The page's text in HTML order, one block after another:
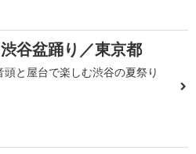
谷盆踊り／東京都
頭と屋台で楽しむ渋谷の夏祭り